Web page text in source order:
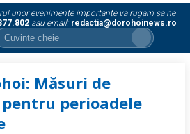
unor evenimente importante va rugam sa ne
sau email: redactia@dorohoinews.ro
Măsuri de
perioadele